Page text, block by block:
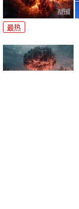
最热